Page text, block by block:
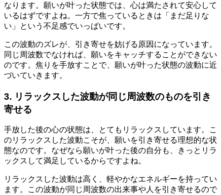
なります。願いが叶った状態では、心は満たされて安心して
いるはずですよね。一方で焦っているときは「まだ足りな
い」という不足感でいっぱいです。
この波動のズレが、引き寄せを妨げる原因になっています。
同じ周波数でなければ、願いをキャッチすることができない
のです。焦りを手放すことで、願いが叶った状態の波動に近
づいていきます。
3. リラックスした波動が同じ周波数のものを引き
寄せる
手放した後の心の状態は、とてもリラックスしています。こ
のリラックスした波動こそが、願いを引き寄せる理想的な状
態なのです。なぜなら願いが叶った後の自分も、きっとリラ
ックスして満足しているからですよね。
リラックスした波動は高く、軽やかなエネルギーを持ってい
ます。この波動が同じ周波数の出来事や人を引き寄せるので